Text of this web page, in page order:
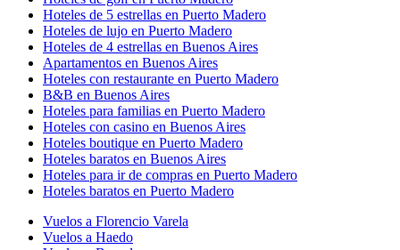
Hoteles de 5 estrellas en Puerto Madero
Hoteles de lujo en Puerto Madero
Hoteles de 4 estrellas en Buenos Aires
Apartamentos en Buenos Aires
Hoteles con restaurante en Puerto Madero
B&B en Buenos Aires
Hoteles para familias en Puerto Madero
Hoteles con casino en Buenos Aires
Hoteles boutique en Puerto Madero
Hoteles baratos en Buenos Aires
Hoteles para ir de compras en Puerto Madero
Hoteles baratos en Puerto Madero
Vuelos a Florencio Varela
Vuelos a Haedo